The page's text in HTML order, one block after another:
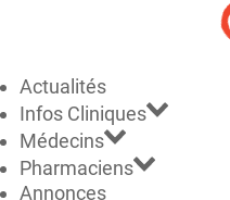
Actualités
Infos Cliniques
Médecins
Pharmaciens
Annonces